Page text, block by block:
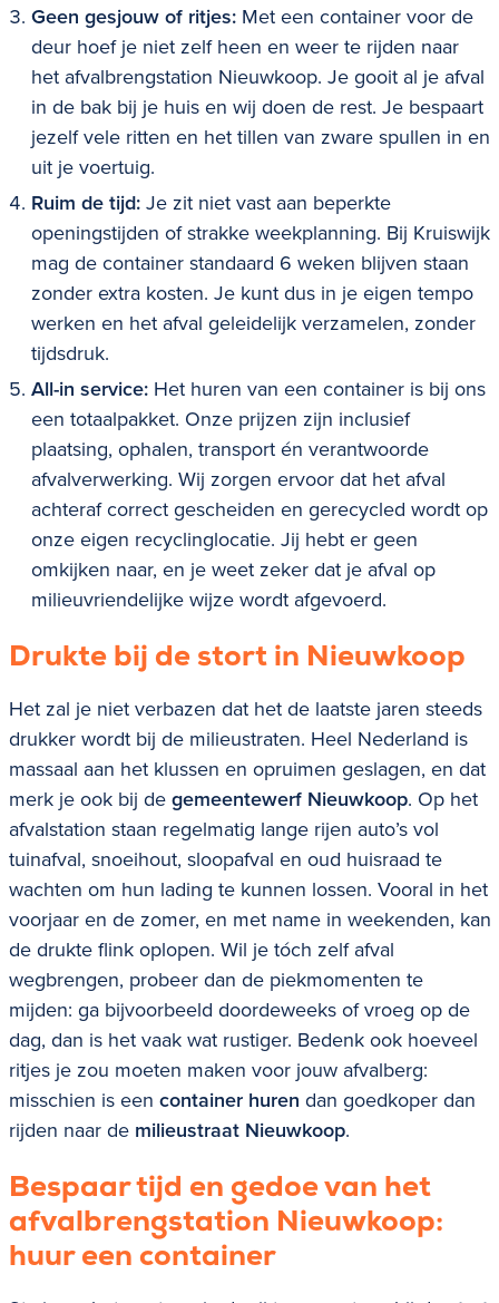
Geen gesjouw of ritjes:Met een container voor de
deur hoef je niet zelf heen en weer te rijden naar
het afvalbrengstation Nieuwkoop. Je gooit al je afval
in de bak bij je huis en wij doen de rest. Je bespaart
jezelf vele ritten en het tillen van zware spullen in en
uit je voertuig.
Ruim de tijd:Je zit niet vast aan beperkte
openingstijden of strakke weekplanning. Bij Kruiswijk
mag de container standaard 6 weken blijven staan
zonder extra kosten. Je kunt dus in je eigen tempo
werken en het afval geleidelijk verzamelen, zonder
tijdsdruk.
All-in service:Het huren van een container is bij ons
een totaalpakket. Onze prijzen zijn inclusief
plaatsing, ophalen, transport én verantwoorde
afvalverwerking. Wij zorgen ervoor dat het afval
achteraf correct gescheiden en gerecycled wordt op
onze eigen recyclinglocatie. Jij hebt er geen
omkijken naar, en je weet zeker dat je afval op
milieuvriendelijke wijze wordt afgevoerd.
Drukte bij de stort in Nieuwkoop
Het zal je niet verbazen dat het de laatste jaren steeds
drukker wordt bij de milieustraten. Heel Nederland is
massaal aan het klussen en opruimen geslagen, en dat
merk je ook bij degemeentewerf Nieuwkoop. Op het
afvalstation staan regelmatig lange rijen auto’s vol
tuinafval, snoeihout, sloopafval en oud huisraad te
wachten om hun lading te kunnen lossen. Vooral in het
voorjaar en de zomer, en met name in weekenden, kan
de drukte flink oplopen. Wil je tóch zelf afval
wegbrengen, probeer dan de piekmomenten te
mijden: ga bijvoorbeeld doordeweeks of vroeg op de
dag, dan is het vaak wat rustiger. Bedenk ook hoeveel
ritjes je zou moeten maken voor jouw afvalberg:
misschien is een container huren dan goedkoper dan
rijden naar de milieustraat Nieuwkoop.
Bespaar tijd en gedoe van het
afvalbrengstation Nieuwkoop:
huur een container